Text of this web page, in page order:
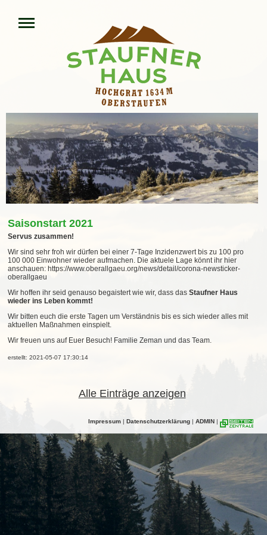
Saisonstart 2021
Servus zusammen!
Wir sind sehr froh wir dürfen bei einer 7-Tage Inzidenzwert bis zu 100 pro
100 000 Einwohner wieder aufmachen. Die aktuele Lage könnt ihr hier
anschauen: https://www.oberallgaeu.org/news/detail/corona-newsticker-
oberallgaeu
Wir hoffen ihr seid genauso begaistert wie wir, dass das Staufner Haus
wieder ins Leben kommt!
Wir bitten euch die erste Tagen um Verständnis bis es sich wieder alles mit
aktuellen Maßnahmen einspielt.
Wir freuen uns auf Euer Besuch! Familie Zeman und das Team.
erstellt: 2021-05-07 17:30:14
Alle Einträge anzeigen
Impressum | Datenschutzerklärung | ADMIN |